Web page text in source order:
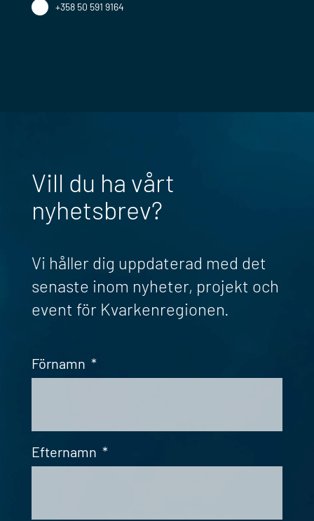
+358 50 591 9164
Vill du ha vårt
nyhetsbrev?
Vi håller dig uppdaterad med det
senaste inom nyheter, projekt och
event för Kvarkenregionen.
Förnamn *
Efternamn *